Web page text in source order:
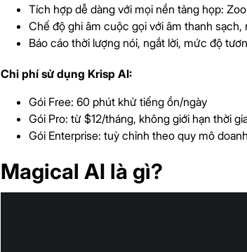
Tích hợp dễ dàng với mọi nền tảng họp:
Chế độ ghi âm cuộc gọi với âm thanh sạch,
Báo cáo thời lượng nói, ngắt lời, mức độ
Chi phí sử dụng Krisp AI:
Gói Free: 60 phút khử tiếng ồn/ngày
Gói Pro: từ $12/tháng, không giới hạn thời
Gói Enterprise: tuỳ chỉnh theo quy mô
Magical AI là gì?